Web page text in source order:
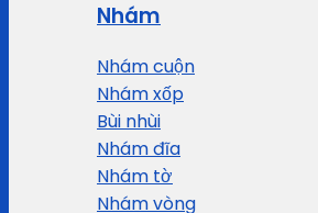
Nhám
Nhám cuộn
Nhám xốp
Bùi nhùi
Nhám đĩa
Nhám tờ
Nhám vòng